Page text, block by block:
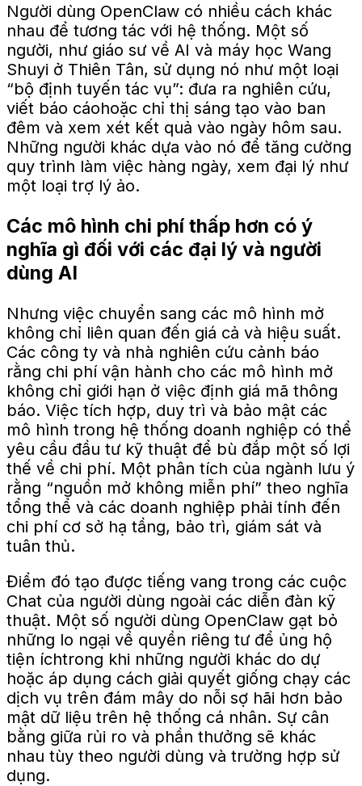
Người dùng OpenClaw có nhiều cách khác
nhau để tương tác với hệ thống. Một số
người, như giáo sư về AI và máy học Wang
Shuyi ở Thiên Tân, sử dụng nó như một loại
“bộ định tuyến tác vụ”: đưa ra nghiên cứu,
viết báo cáohoặc chỉ thị sáng tạo vào ban
đêm và xem xét kết quả vào ngày hôm sau.
Những người khác dựa vào nó để tăng cường
quy trình làm việc hàng ngày, xem đại lý như
một loại trợ lý ảo.
Các mô hình chi phí thấp hơn có ý
nghĩa gì đối với các đại lý và người
dùng AI
Nhưng việc chuyển sang các mô hình mở
không chỉ liên quan đến giá cả và hiệu suất.
Các công ty và nhà nghiên cứu cảnh báo
rằng chi phí vận hành cho các mô hình mở
không chỉ giới hạn ở việc định giá mã thông
báo. Việc tích hợp, duy trì và bảo mật các
mô hình trong hệ thống doanh nghiệp có thể
yêu cầu đầu tư kỹ thuật để bù đắp một số lợi
thế về chi phí. Một phân tích của ngành lưu ý
rằng “nguồn mở không miễn phí” theo nghĩa
tổng thể và các doanh nghiệp phải tính đến
chi phí cơ sở hạ tầng, bảo trì, giám sát và
tuân thủ.
Điểm đó tạo được tiếng vang trong các cuộc
Chat của người dùng ngoài các diễn đàn kỹ
thuật. Một số người dùng OpenClaw gạt bỏ
những lo ngại về quyền riêng tư để ủng hộ
tiện íchtrong khi những người khác do dự
hoặc áp dụng cách giải quyết giống chạy các
dịch vụ trên đám mây do nỗi sợ hãi hơn bảo
mật dữ liệu trên hệ thống cá nhân. Sự cân
bằng giữa rủi ro và phần thưởng sẽ khác
nhau tùy theo người dùng và trường hợp sử
dụng.